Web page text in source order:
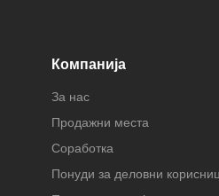
Компанија
За нас
Продажни места
Соработка
Понуди за деловни